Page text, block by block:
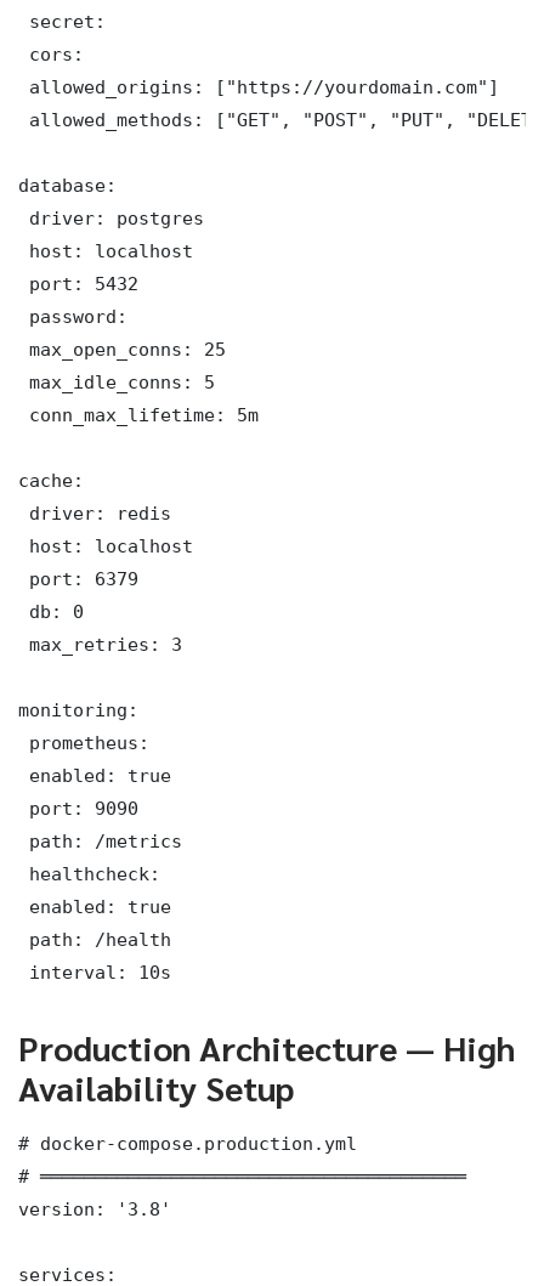
secret:
cors:
allowed_origins: ["https://yourdomain.com"]
allowed_methods: ["GET", "POST", "PUT",
database:
driver: postgres
host: localhost
port: 5432
password:
max_open_conns: 25
max_idle_conns: 5
conn_max_lifetime: 5m
cache:
driver: redis
host: localhost
port: 6379
db: 0
max_retries: 3
monitoring:
prometheus:
enabled: true
port: 9090
path: /metrics
healthcheck:
enabled: true
path: /health
interval: 10s
Production Architecture — High
Availability Setup
# docker-compose.production.yml
# ═══════════════════════════════════════
version: '3.8'
services: